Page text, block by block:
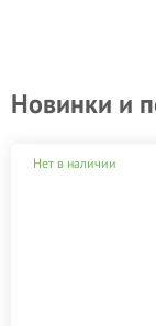
Новинки и
Нет в наличии